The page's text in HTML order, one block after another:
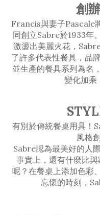
創
Francis與妻子Pascale
同創立Sabre於1933年
激盪出美麗火花，
了許多代表性餐具，品
並生產的餐具系列為名
變化加乘
有別於傳統餐桌用具！
風格
Sabre認為最美好的人
事實上，還有什麼比
呢？在餐桌上添加色彩
忘懷的時刻，